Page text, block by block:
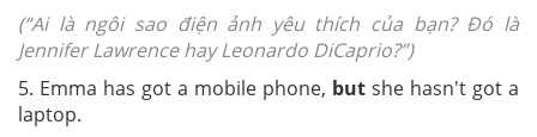
(“Ai là ngôi sao điện ảnh yêu thích của bạn? Đó là
Jennifer Lawrence hay Leonardo DiCaprio?”)
5. Emma has got a mobile phone, but she hasn't got a
laptop.